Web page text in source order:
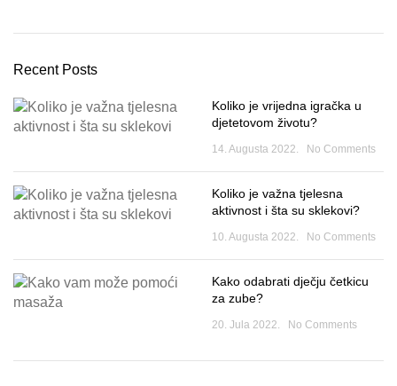
Recent Posts
Koliko je vrijedna igračka u
djetetovom životu?
14. Augusta 2022. No Comments
Koliko je važna tjelesna
aktivnost i šta su sklekovi?
10. Augusta 2022. No Comments
Kako odabrati dječju četkicu
za zube?
20. Jula 2022. No Comments